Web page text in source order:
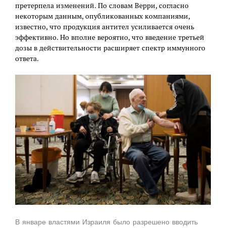
претерпела изменений. По словам Верри, согласно
некоторым данным, опубликованных компаниями,
известно, что продукция антител усиливается очень
эффективно. Но вполне вероятно, что введение третьей
дозы в действительности расширяет спектр иммунного
ответа.
В январе властями Израиля было разрешено вводить